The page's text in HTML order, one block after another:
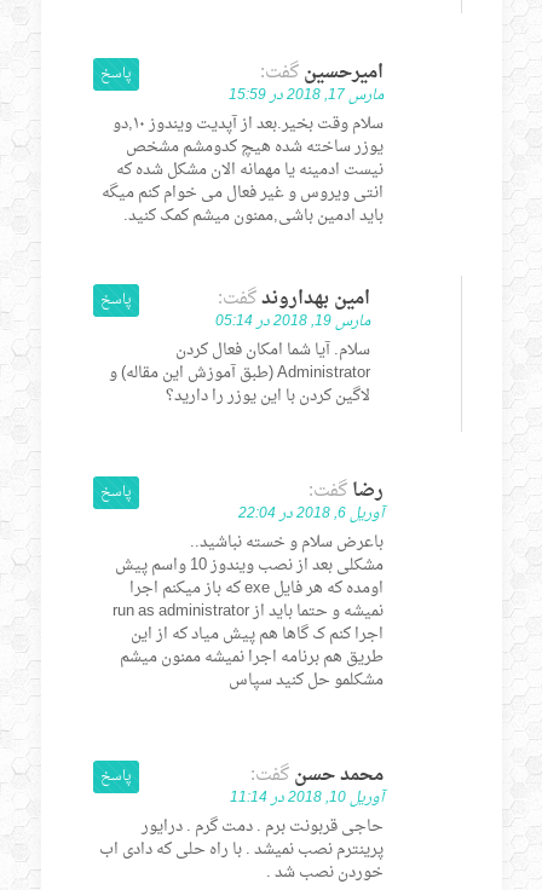
امیرحسینگفت:
مارس 17, 2018 در 15:59
سلام وقت بخیر.بعد از آپدیت ویندوز ۱۰,دو
یوزر ساخته شده هیچ کدومشم مشخص
نیست ادمینه یا مهمانه الان مشکل شده که
انتی ویروس و غیر فعال می خوام کنم میگه
باید ادمین باشی,ممنون میشم کمک کنید.
پاسخ
امین بهداروندگفت:
مارس 19, 2018 در 05:14
سلام. آیا شما امکان فعال کردن
Administrator (طبق آموزش این مقاله) و
لاگین کردن با این یوزر را دارید؟
پاسخ
رضاگفت:
آوریل 6, 2018 در 22:04
باعرض سلام و خسته نباشید..
مشکلی بعد از نصب ویندوز 10 واسم پیش
اومده که هر فایل exe که باز میکنم اجرا
نمیشه و حتما باید از run as administrator
اجرا کنم ک گاها هم پیش میاد که از این
طریق هم برنامه اجرا نمیشه ممنون میشم
مشکلمو حل کنید سپاس
پاسخ
محمد حسنگفت:
آوریل 10, 2018 در 11:14
حاجی قربونت برم . دمت گرم . درایور
پرینترم نصب نمیشد . با راه حلی که دادی اب
خوردن نصب شد .
پاسخ